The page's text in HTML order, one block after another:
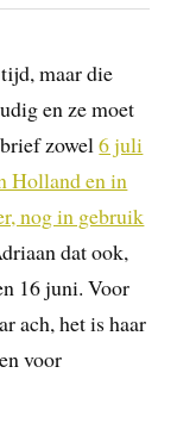
maar die
en ze moet
zowel6 juli
Holland en in
nog in gebruik
dat ook,
16 juni. Voor
ach, het is haar
voor